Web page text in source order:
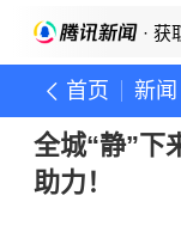
· 获
首页 新闻
全城“静”下
助力！